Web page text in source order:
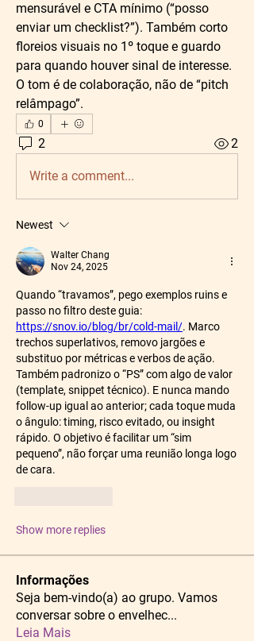
mensurável e CTA mínimo (“posso
enviar um checklist?”). Também corto
floreios visuais no 1º toque e guardo
para quando houver sinal de interesse.
O tom é de colaboração, não de “pitch
relâmpago”.
0
2 2
Write a comment...
Newest
Walter Chang
Nov 24, 2025
Quando “travamos”, pego exemplos ruins e
https://snov.io/blog/br/cold-mail/. Marco
trechos superlativos, removo jargões e
substituo por métricas e verbos de ação.
Também padronizo o “PS” com algo de valor
(template, snippet técnico). E nunca mando
follow-up igual ao anterior; cada toque muda
o ângulo: timing, risco evitado, ou insight
rápido. O objetivo é facilitar um “sim
pequeno”, não forçar uma reunião longa logo
de cara.
Show more replies
Informações
Seja bem-vindo(a) ao grupo. Vamos
conversar sobre o envelhec...
Leia Mais